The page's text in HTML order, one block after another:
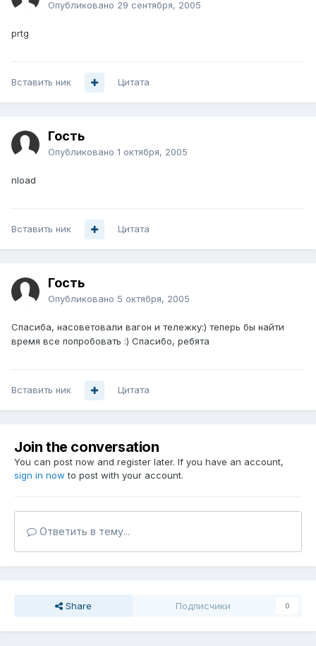
Опубликовано 29 сентября, 2005
prtg
Вставить ник Цитата
Гость
Опубликовано 1 октября, 2005
nload
Вставить ник Цитата
Гость
Опубликовано 5 октября, 2005
Спасиба, насоветовали вагон и тележку:) теперь бы найти
время все попробовать :) Спасибо, ребята
Вставить ник Цитата
Join the conversation
You can post now and register later. If you have an account,
sign in now to post with your account.
Ответить в тему...
Share Подписчики 0